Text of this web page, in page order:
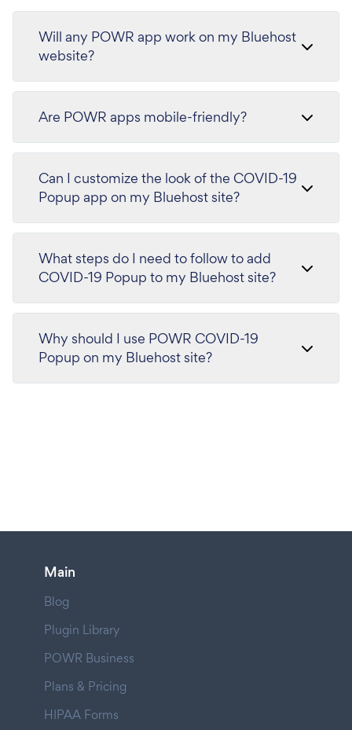
Will any POWR app work on my Bluehost
website?
Are POWR apps mobile-friendly?
Can I customize the look of the COVID-19
Popup app on my Bluehost site?
What steps do I need to follow to add
COVID-19 Popup to my Bluehost site?
Why should I use POWR COVID-19
Popup on my Bluehost site?
Main
Blog
Plugin Library
POWR Business
Plans & Pricing
HIPAA Forms